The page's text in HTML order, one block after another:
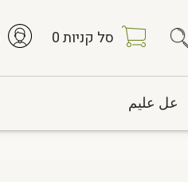
סל קניות0
عل عليم